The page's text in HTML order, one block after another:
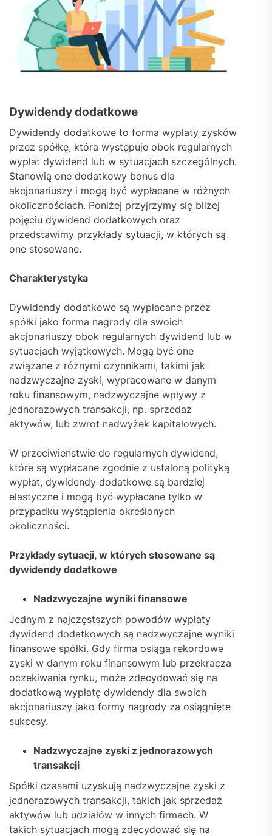
Dywidendy dodatkowe
Dywidendy dodatkowe to forma wypłaty zysków
przez spółkę, która występuje obok regularnych
wypłat dywidend lub w sytuacjach szczególnych.
Stanowią one dodatkowy bonus dla
akcjonariuszy i mogą być wypłacane w różnych
okolicznościach. Poniżej przyjrzymy się bliżej
pojęciu dywidend dodatkowych oraz
przedstawimy przykłady sytuacji, w których są
one stosowane.
Charakterystyka
Dywidendy dodatkowe są wypłacane przez
spółki jako forma nagrody dla swoich
akcjonariuszy obok regularnych dywidend lub w
sytuacjach wyjątkowych. Mogą być one
związane z różnymi czynnikami, takimi jak
nadzwyczajne zyski, wypracowane w danym
roku finansowym, nadzwyczajne wpływy z
jednorazowych transakcji, np. sprzedaż
aktywów, lub zwrot nadwyżek kapitałowych.
W przeciwieństwie do regularnych dywidend,
które są wypłacane zgodnie z ustaloną polityką
wypłat, dywidendy dodatkowe są bardziej
elastyczne i mogą być wypłacane tylko w
przypadku wystąpienia określonych
okoliczności.
Przykłady sytuacji, w których stosowane są
dywidendy dodatkowe
Nadzwyczajne wyniki finansowe
Jednym z najczęstszych powodów wypłaty
dywidend dodatkowych są nadzwyczajne wyniki
finansowe spółki. Gdy firma osiąga rekordowe
zyski w danym roku finansowym lub przekracza
oczekiwania rynku, może zdecydować się na
dodatkową wypłatę dywidendy dla swoich
akcjonariuszy jako formy nagrody za osiągnięte
sukcesy.
Nadzwyczajne zyski z jednorazowych
transakcji
Spółki czasami uzyskują nadzwyczajne zyski z
jednorazowych transakcji, takich jak sprzedaż
aktywów lub udziałów w innych firmach. W
takich sytuacjach mogą zdecydować się na